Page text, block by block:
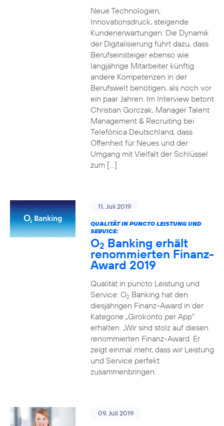
Neue Technologien,
Innovationsdruck, steigende
Kundenerwartungen: Die Dynamik
der Digitalisierung führt dazu, dass
Berufseinsteiger ebenso wie
langjährige Mitarbeiter künftig
andere Kompetenzen in der
Berufswelt benötigen, als noch vor
ein paar Jahren. Im Interview betont
Christian Gorczak, Manager Talent
Management & Recruiting bei
Telefónica Deutschland, dass
Offenheit für Neues und der
Umgang mit Vielfalt der Schlüssel
zum […]
11. Juli 2019
QUALITÄT IN PUNCTO LEISTUNG UND
SERVICE:
O2 Banking erhält
renommierten Finanz-
Award 2019
Qualität in puncto Leistung und
Service: O2Banking hat den
diesjährigen Finanz-Award in der
Kategorie „Girokonto per App“
erhalten. „Wir sind stolz auf diesen
renommierten Finanz-Award. Er
zeigt einmal mehr, dass wir Leistung
und Service perfekt
zusammenbringen.
09. Juli 2019